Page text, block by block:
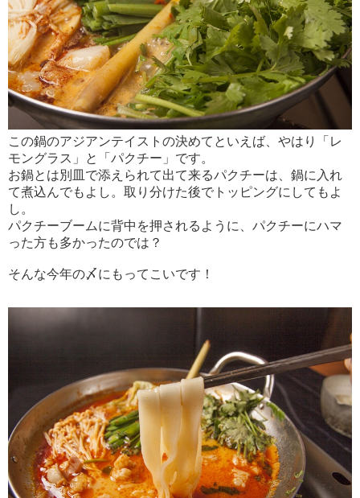
この鍋のアジアンテイストの決めてといえば、やはり「レ
モングラス」と「パクチー」です。
お鍋とは別皿で添えられて出て来るパクチーは、鍋に入れ
て煮込んでもよし。取り分けた後でトッピングにしてもよ
し。
パクチーブームに背中を押されるように、パクチーにハマ
った方も多かったのでは？
そんな今年の〆にもってこいです！